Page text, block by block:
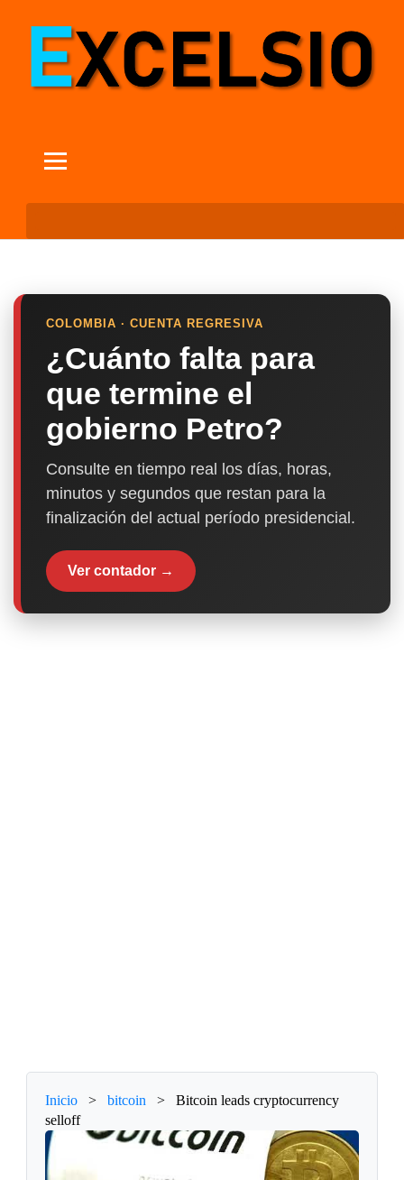
COLOMBIA · CUENTA REGRESIVA
¿Cuánto falta para
que termine el
gobierno Petro?
Consulte en tiempo real los días, horas,
minutos y segundos que restan para la
finalización del actual período presidencial.
Ver contador →
Inicio > bitcoin >
Bitcoin leads cryptocurrency
selloff